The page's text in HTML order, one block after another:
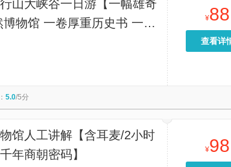
山大峡谷一日游【一幅雄奇
物馆 一卷厚重历史书 一处
八百里太行山俊俏风骨】
¥88
查看详
5.0/5分
馆人工讲解【含耳麦/2小时
年商朝密码】
¥98